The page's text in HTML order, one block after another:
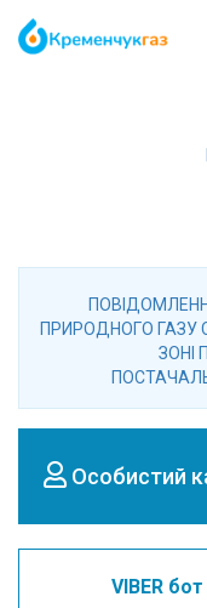
ПРИРОДНОГО ГАЗУ
ЗОНІ
Особистий
VIBER бот